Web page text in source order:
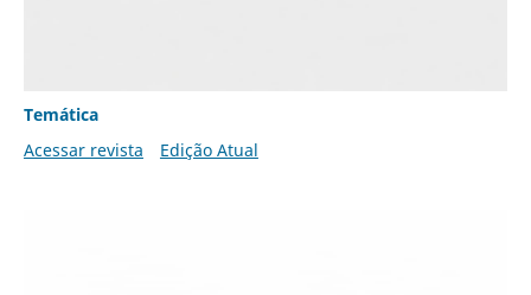
Temática
Acessar revista
Edição Atual